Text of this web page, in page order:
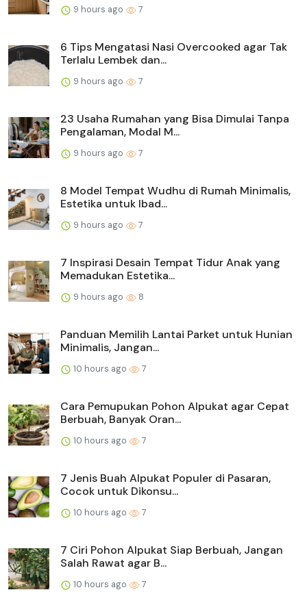
9 hours ago 7
6 Tips Mengatasi Nasi Overcooked agar Tak
Terlalu Lembek dan...
9 hours ago 7
23 Usaha Rumahan yang Bisa Dimulai Tanpa
Pengalaman, Modal M...
9 hours ago 7
8 Model Tempat Wudhu di Rumah Minimalis,
Estetika untuk Ibad...
9 hours ago 7
7 Inspirasi Desain Tempat Tidur Anak yang
Memadukan Estetika...
9 hours ago 8
Panduan Memilih Lantai Parket untuk Hunian
Minimalis, Jangan...
10 hours ago 7
Cara Pemupukan Pohon Alpukat agar Cepat
Berbuah, Banyak Oran...
10 hours ago 7
7 Jenis Buah Alpukat Populer di Pasaran,
Cocok untuk Dikonsu...
10 hours ago 7
7 Ciri Pohon Alpukat Siap Berbuah, Jangan
Salah Rawat agar B...
10 hours ago 7